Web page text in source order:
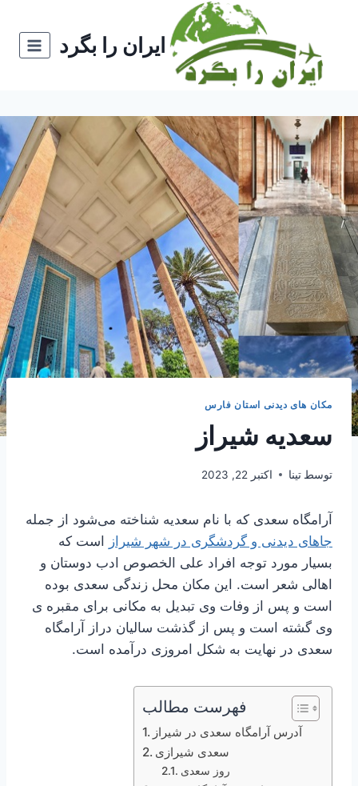
ایران را بگرد
مکان های دیدنی استان فارس
سعدیه شیراز
توسط تینا اکتبر 22, 2023
آرامگاه سعدی که با نام سعدیه شناخته می‌شود از جمله
جاهای دیدنی و گردشگری در شهر شیراز است که
بسیار مورد توجه افراد علی الخصوص ادب دوستان و
اهالی شعر است. این مکان محل زندگی سعدی بوده
است و پس از وفات وی تبدیل به مکانی برای مقبره ی
وی گشته است و پس از گذشت سالیان دراز آرامگاه
سعدی در نهایت به شکل امروزی درآمده است.
فهرست مطالب
آدرس آرامگاه سعدی در شیراز
سعدی شیرازی
روز سعدی